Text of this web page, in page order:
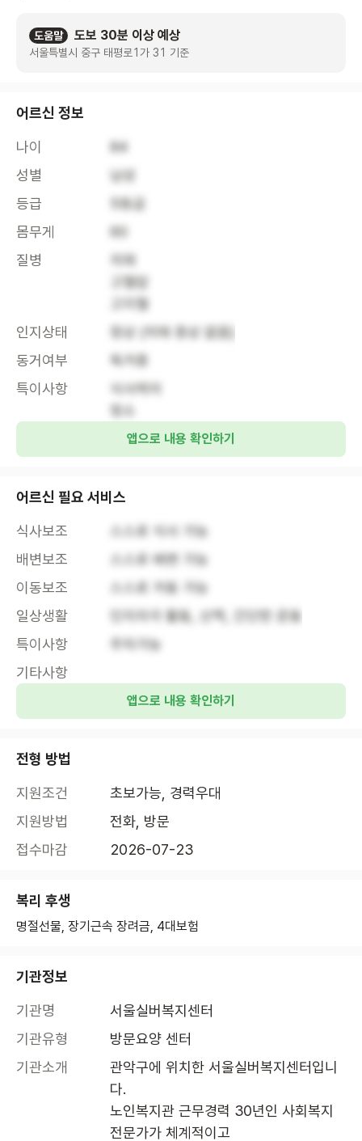
도움말 도보 30분 이상 예상
서울특별시 중구 태평로1가 31 기준
어르신 정보
나이
84
성별
남성
등급
5등급
몸무게
60
질병
치매
고혈압
고지혈
인지상태
정상 (치매 증상 없음)
동거여부
독거중
특이사항
식사케어
청소
앱으로 내용 확인하기
어르신 필요 서비스
식사보조
스스로 식사 가능
배변보조
스스로 배변 가능
이동보조
스스로 거동 가능
일상생활
인지자극 활동, 산책, 간단한 운동
특이사항
주차가능
기타사항
앱으로 내용 확인하기
전형 방법
지원조건
초보가능, 경력우대
지원방법
전화, 방문
접수마감
2026-07-23
복리 후생
명절선물, 장기근속 장려금, 4대보험
기관정보
기관명
서울실버복지센터
기관유형
방문요양 센터
기관소개
관악구에 위치한 서울실버복지센터입니
다.
노인복지관 근무경력 30년인 사회복지
전문가가 체계적이고